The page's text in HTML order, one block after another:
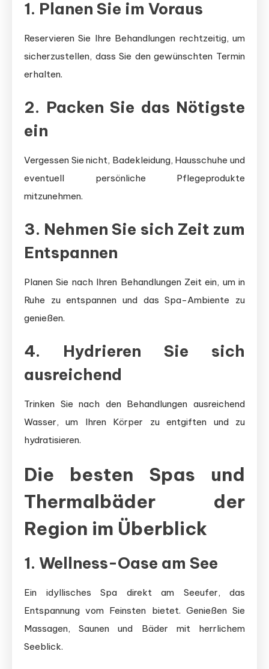
1. Planen Sie im Voraus
Reservieren Sie Ihre Behandlungen rechtzeitig, um
sicherzustellen, dass Sie den gewünschten Termin
erhalten.
2. Packen Sie das Nötigste
ein
Vergessen Sie nicht, Badekleidung, Hausschuhe und
eventuell persönliche Pflegeprodukte
mitzunehmen.
3. Nehmen Sie sich Zeit zum
Entspannen
Planen Sie nach Ihren Behandlungen Zeit ein, um in
Ruhe zu entspannen und das Spa-Ambiente zu
genießen.
4. Hydrieren Sie sich
ausreichend
Trinken Sie nach den Behandlungen ausreichend
Wasser, um Ihren Körper zu entgiften und zu
hydratisieren.
Die besten Spas und
Thermalbäder der
Region im Überblick
1. Wellness-Oase am See
Ein idyllisches Spa direkt am Seeufer, das
Entspannung vom Feinsten bietet. Genießen Sie
Massagen, Saunen und Bäder mit herrlichem
Seeblick.